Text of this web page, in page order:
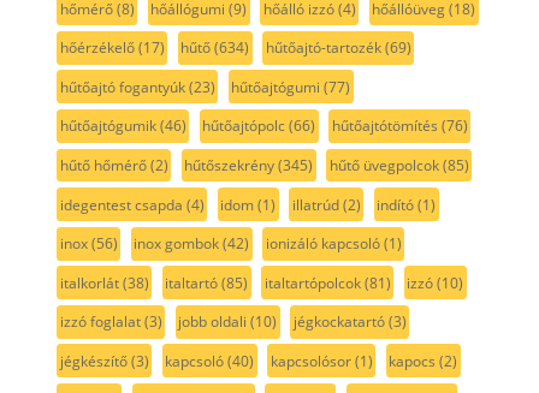
hőmérő(8) hőállógumi (9) hőálló izzó(4) hőállóüveg(18)
hőérzékelő(17) hűtő(634) hűtőajtó-tartozék(69)
hűtőajtó fogantyúk(23) hűtőajtógumi (77)
hűtőajtógumik(46) hűtőajtópolc(66) hűtőajtótömítés (76)
hűtő hőmérő(2) hűtőszekrény(345) hűtő üvegpolcok(85)
idegentest csapda (4) idom(1) illatrúd(2) indító(1)
inox(56) inox gombok(42) ionizáló kapcsoló(1)
italkorlát(38) italtartó(85) italtartópolcok(81) izzó(10)
izzó foglalat(3) jobb oldali (10) jégkockatartó(3)
jégkészítő(3) kapcsoló(40) kapcsolósor(1) kapocs (2)